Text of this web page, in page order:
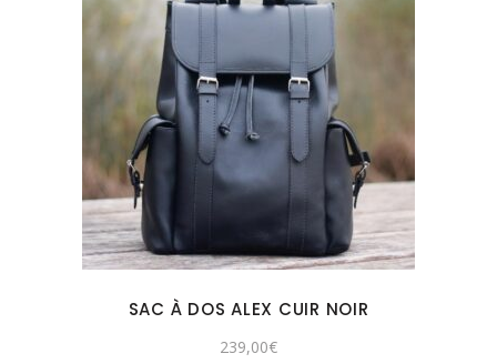
SAC À DOS ALEX CUIR NOIR
239,00€